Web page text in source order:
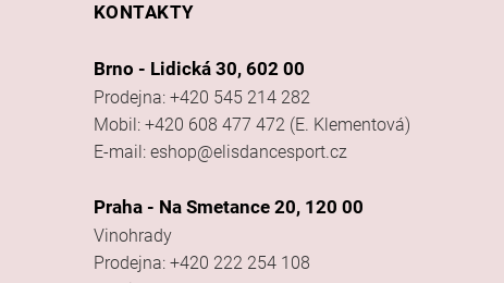
KONTAKTY
Brno - Lidická 30, 602 00
Prodejna: +420 545 214 282
Mobil: +420 608 477 472 (E. Klementová)
E-mail: eshop@elisdancesport.cz
Praha - Na Smetance 20, 120 00
Vinohrady
Prodejna: +420 222 254 108